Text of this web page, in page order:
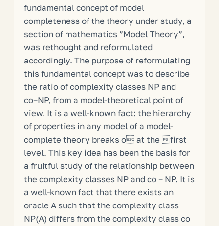
fundamental concept of model
completeness of the theory under study, a
section of mathematics ”Model Theory”,
was rethought and reformulated
accordingly. The purpose of reformulating
this fundamental concept was to describe
the ratio of complexity classes NP and
co−NP, from a model-theoretical point of
view. It is a well-known fact: the hierarchy
of properties in any model of a model-
complete theory breaks o at the first
level. This key idea has been the basis for
a fruitful study of the relationship between
the complexity classes NP and co − NP. It is
a well-known fact that there exists an
oracle A such that the complexity class
NP(A) differs from the complexity class co